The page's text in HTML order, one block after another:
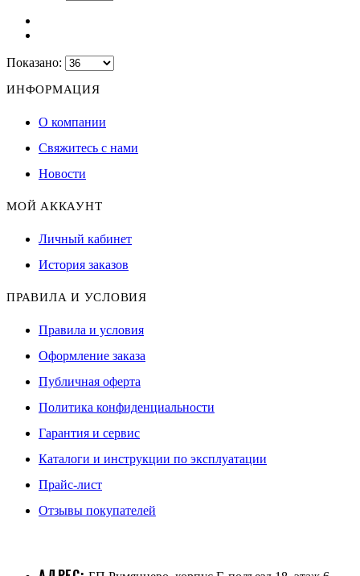
Показано:
ИНФОРМАЦИЯ
О компании
Свяжитесь с нами
Новости
МОЙ АККАУНТ
Личный кабинет
История заказов
ПРАВИЛА И УСЛОВИЯ
Правила и условия
Оформление заказа
Публичная оферта
Политика конфиденциальности
Гарантия и сервис
Каталоги и инструкции по эксплуатации
Прайс-лист
Отзывы покупателей